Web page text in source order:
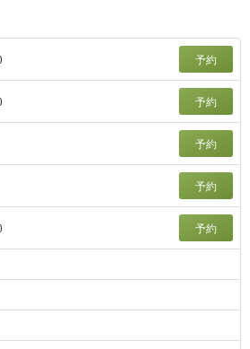
予約
予約
予約
予約
予約